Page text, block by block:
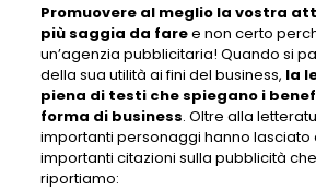
Promuovere al meglio la vostra
più saggia da faree non certo
un’agenzia pubblicitaria! Quando si
della sua utilità ai fini del business, la
piena di testi che spiegano i
forma di business. Oltre alla
importanti personaggi hanno lasciato
importanti citazioni sulla pubblicità
riportiamo: